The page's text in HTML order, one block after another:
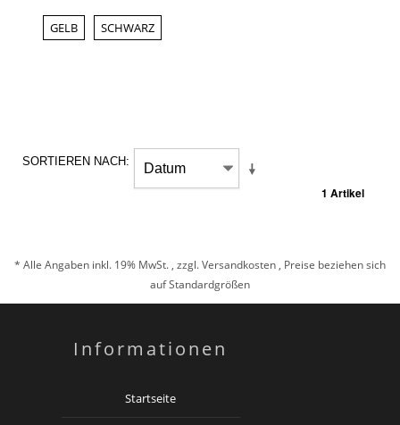
GELB SCHWARZ
SORTIEREN NACH
1 Artikel
* Alle Angaben inkl. 19% MwSt. , zzgl.Versandkosten , Preise beziehen sich
auf Standardgrößen
Informationen
Startseite